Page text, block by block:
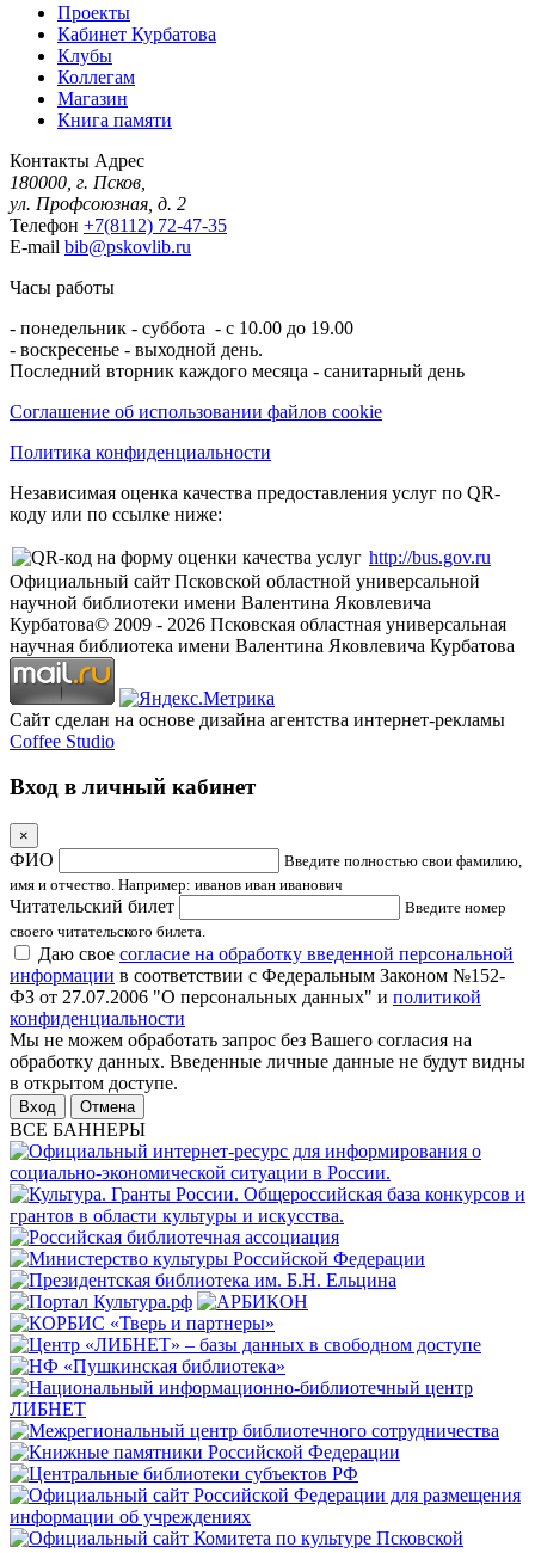
Проекты
Кабинет Курбатова
Клубы
Коллегам
Магазин
Книга памяти
Контакты Адрес
180000, г. Псков,
ул. Профсоюзная, д. 2
Телефон +7(8112) 72-47-35
E-mail bib@pskovlib.ru
Часы работы
- понедельник - суббота - с 10.00 до 19.00
- воскресенье - выходной день.
Последний вторник каждого месяца - санитарный день
Соглашение об использовании файлов cookie
Политика конфиденциальности
Независимая оценка качества предоставления услуг по QR-
коду или по ссылке ниже:
http://bus.gov.ru
Официальный сайт Псковской областной универсальной
научной библиотеки имени Валентина Яковлевича
Курбатова© 2009 - 2026 Псковская областная универсальная
научная библиотека имени Валентина Яковлевича Курбатова
Сайт сделан на основе дизайна агентства интернет-рекламы
Coffee Studio
Вход в личный кабинет
×
ФИО
Введите полностью свои фамилию,
имя и отчество. Например: иванов иван иванович
Читательский билет
Введите номер
своего читательского билета.
Даю свое согласие на обработку введенной персональной
информации в соответствии с Федеральным Законом №152-
ФЗ от 27.07.2006 "О персональных данных" и политикой
конфиденциальности
Мы не можем обработать запрос без Вашего согласия на
обработку данных. Введенные личные данные не будут видны
в открытом доступе.
Отмена
ВСЕ БАННЕРЫ